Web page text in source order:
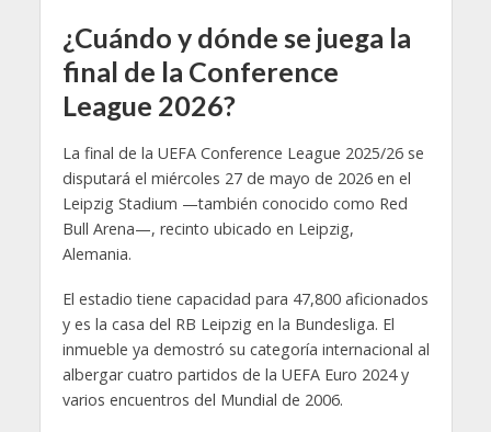
¿Cuándo y dónde se juega la
final de la Conference
League 2026?
La final de la UEFA Conference League 2025/26 se
disputará el miércoles 27 de mayo de 2026 en el
Leipzig Stadium —también conocido como Red
Bull Arena—, recinto ubicado en Leipzig,
Alemania.
El estadio tiene capacidad para 47,800 aficionados
y es la casa del RB Leipzig en la Bundesliga. El
inmueble ya demostró su categoría internacional al
albergar cuatro partidos de la UEFA Euro 2024 y
varios encuentros del Mundial de 2006.